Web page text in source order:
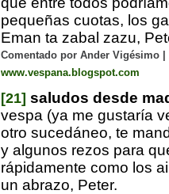
pequeñas cuotas, los
Eman ta zabal zazu,
Comentado por Ander Vigésimo |
www.vespana.blogspot.com
[21] saludos desde
vespa (ya me gustaría
otro sucedáneo, te
y algunos rezos para
rápidamente como los
un abrazo, Peter.